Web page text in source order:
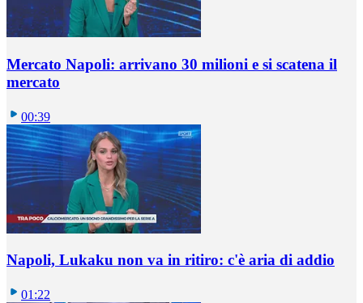
Mercato Napoli: arrivano 30 milioni e si scatena il
mercato
00:39
Napoli, Lukaku non va in ritiro: c'è aria di addio
01:22